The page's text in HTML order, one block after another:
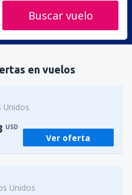
Buscar vuelo
en vuelos
Unidos
USD
Ver oferta
Unidos